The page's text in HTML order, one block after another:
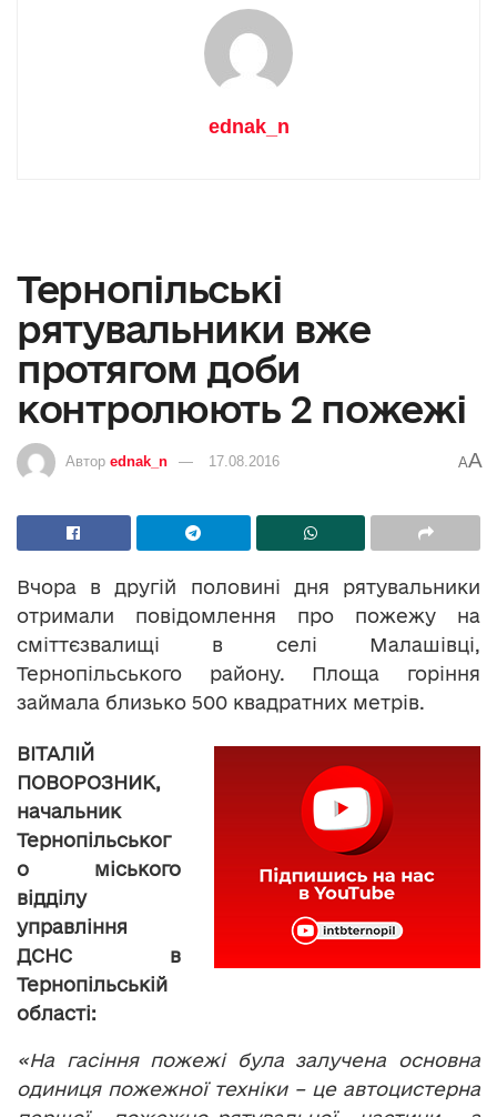
ednak_n
Тернопільські
рятувальники вже
протягом доби
контролюють 2 пожежі
Автор ednak_n 17.08.2016 AA
Вчора в другій половині дня рятувальники
отримали повідомлення про пожежу на
сміттєзвалищі в селі Малашівці,
Тернопільського району. Площа горіння
займала близько 500 квадратних метрів.
ВІТАЛІЙ
ПОВОРОЗНИК,
начальник
Тернопільськог
о міського
відділу
управління
ДСНС в
Тернопільській
області:
«На гасіння пожежі була залучена основна
одиниця пожежної техніки – це автоцистерна